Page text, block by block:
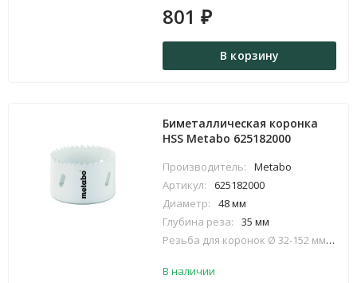
801₽
В корзину
Биметаллическая коронка
HSS Metabo 625182000
Производитель:
Metabo
Артикул:
625182000
Диаметр:
48 мм
Глубина реза:
35 мм
Резьба для коронок Ø 32-152 мм:
В наличии